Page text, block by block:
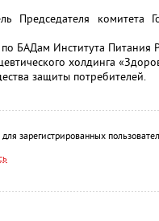
Председателя
по БАДам Института Питания
холдинга
защиты потребителей.
зарегистрированных